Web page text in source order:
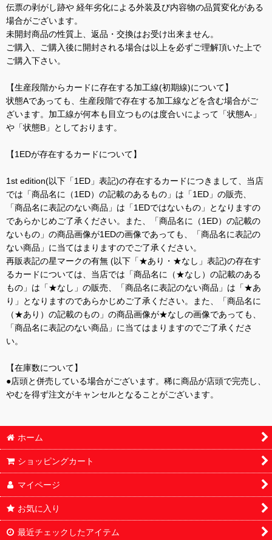
伝票の剥がし跡や 経年劣化による外装及び内容物の品質変化がある
場合がございます。
未開封商品の性質上、返品・交換はお受け出来ません。
ご購入、ご購入後に開封される場合は以上を必ずご理解頂いた上で
ご購入下さい。
【生産段階からカードに存在する加工線(初期線)について】
状態Aであっても、生産段階で存在する加工線などを含む場合がご
ざいます。加工線が何本も目立つものは度合いによって「状態A-」
や「状態B」としております。
【1EDが存在するカードについて】
1st edition(以下「1ED」表記)の存在するカードにつきまして、当店
では「商品名に（1ED）の記載のあるもの」は「1ED」の販売、
「商品名に表記のない商品」は「1EDではないもの」となりますの
であらかじめご了承ください。また、「商品名に（1ED）の記載の
ないもの」の商品画像が1EDの画像であっても、「商品名に表記の
ない商品」に当てはまりますのでご了承ください。
再販表記の星マークの有無 (以下「★あり・★なし」表記)の存在す
るカードについては、当店では「商品名に（★なし）の記載のある
もの」は「★なし」の販売、「商品名に表記のない商品」は「★あ
り」となりますのであらかじめご了承ください。また、「商品名に
（★あり）の記載のもの」の商品画像が★なしの画像であっても、
「商品名に表記のない商品」に当てはまりますのでご了承くださ
い。
【在庫数について】
●店頭と併売している場合がございます。稀に商品が店頭で完売し、
やむを得ず注文がキャンセルとなることがございます。
ホーム
ショッピングカート
マイページ
お気に入り
最近チェックしたアイテム